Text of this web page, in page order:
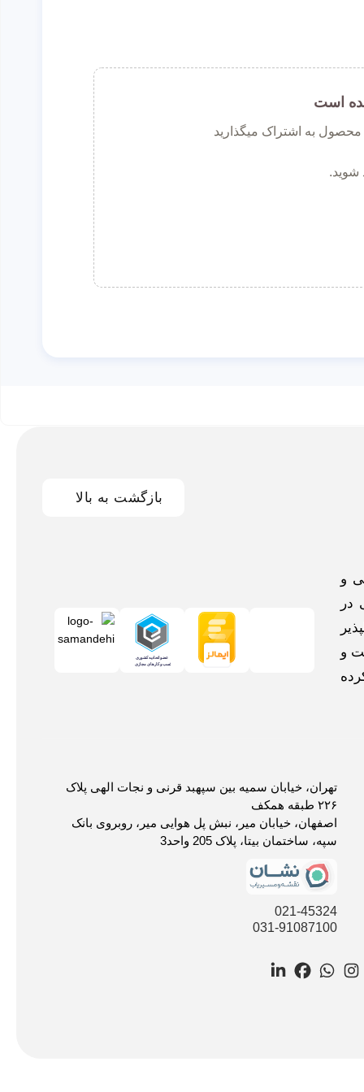
است
محصول به اشتراک میگذارید
شوید.
بازگشت به بالا
و
در
و
تهران، خیابان سمیه بین سپهبد قرنی و نجات الهی پلاک
۲۲۶ طبقه همکف
اصفهان، خیابان میر، نبش پل هوایی میر، روبروی بانک
سپه، ساختمان بیتا، پلاک 205 واحد3
021-45324
031-91087100
Instagram
WhatsApp
Facebook
LinkedIn